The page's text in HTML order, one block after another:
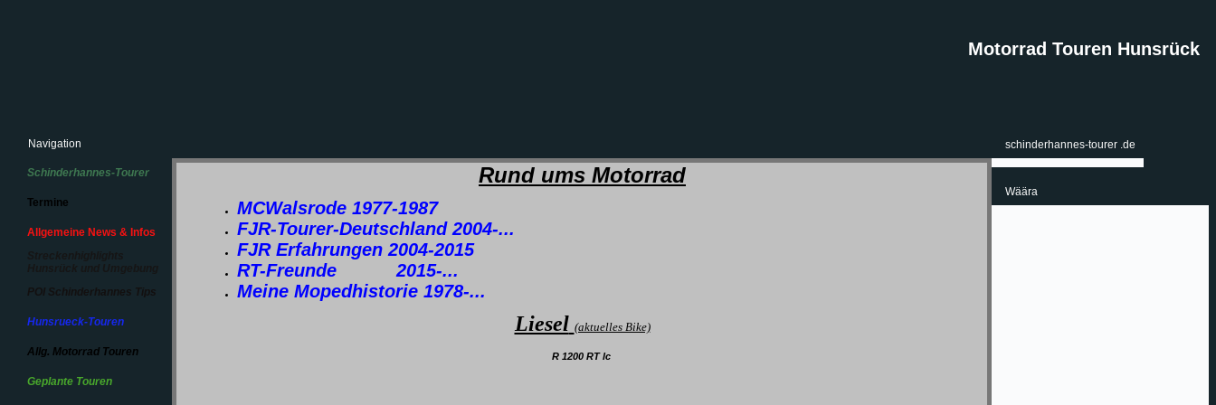
Motorrad Touren Hunsrück
Navigation
Schinderhannes-Tourer
Termine
Allgemeine News & Infos
POI Schinderhannes Tips
Hunsrueck-Touren
Allg. Motorrad Touren
Geplante Touren
Rund ums Motorrad
MCWalsrode 1977-1987
FJR-Tourer-Deutschland 2004-...
FJR Erfahrungen 2004-2015
RT-Freunde 2015-...
Meine Mopedhistorie 1978-...
Liesel (aktuelles Bike)
R 1200 RT lc
schinderhannes-tourer .de
Wäära